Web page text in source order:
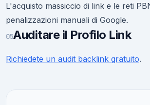
L'acquisto massiccio di link e le reti
penalizzazioni manuali di Google.
05Auditare il Profilo Link
Richiedete un audit backlink gratuito.